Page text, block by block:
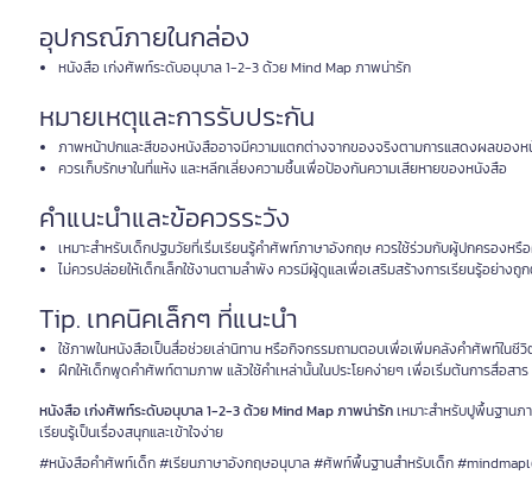
อุปกรณ์ภายในกล่อง
หนังสือ เก่งศัพท์ระดับอนุบาล 1-2-3 ด้วย Mind Map ภาพน่ารัก
หมายเหตุและการรับประกัน
ภาพหน้าปกและสีของหนังสืออาจมีความแตกต่างจากของจริงตามการแสดงผลของห
ควรเก็บรักษาในที่แห้ง และหลีกเลี่ยงความชื้นเพื่อป้องกันความเสียหายของหนังสือ
คำแนะนำและข้อควรระวัง
เหมาะสำหรับเด็กปฐมวัยที่เริ่มเรียนรู้คำศัพท์ภาษาอังกฤษ ควรใช้ร่วมกับผู้ปกครองห
ไม่ควรปล่อยให้เด็กเล็กใช้งานตามลำพัง ควรมีผู้ดูแลเพื่อเสริมสร้างการเรียนรู้อย่างถู
Tip. เทคนิคเล็กๆ ที่แนะนำ
ใช้ภาพในหนังสือเป็นสื่อช่วยเล่านิทาน หรือกิจกรรมถามตอบเพื่อเพิ่มคลังคำศัพท์ในชีวิ
ฝึกให้เด็กพูดคำศัพท์ตามภาพ แล้วใช้คำเหล่านั้นในประโยคง่ายๆ เพื่อเริ่มต้นการสื่อสาร
หนังสือ เก่งศัพท์ระดับอนุบาล 1-2-3 ด้วย Mind Map ภาพน่ารักเหมาะสำหรับปูพื้นฐาน
เรียนรู้เป็นเรื่องสนุกและเข้าใจง่าย
#หนังสือคำศัพท์เด็ก #เรียนภาษาอังกฤษอนุบาล #ศัพท์พื้นฐานสำหรับเด็ก #mindmap